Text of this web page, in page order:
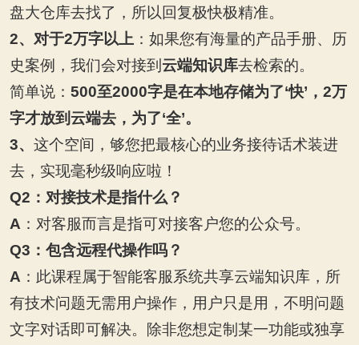
盘大仓库去找了，所以回复极快极精准。
2、对于2万字以上 ：如果您有海量的产品手册、历
史案例，我们会对接到 云端知识库去检索的。
简单说： 500至2000字是在本地存储为了‘快’，2万
字才放到云端去，为了‘全’。
3、 这个空间，够您把最核心的业务接待话术装进
去，实现毫秒级响应啦！
Q2 ：对接技术是指什么？
A ：对客服而言是指可对接客户您的公众号。
Q3 ：包含远程代操作吗？
A ：此课程属于智能客服系统共享云端知识库，所
有技术问题无需用户操作，用户只是用，不明问题
文字对话即可解决。除非您想定制某一功能或独享